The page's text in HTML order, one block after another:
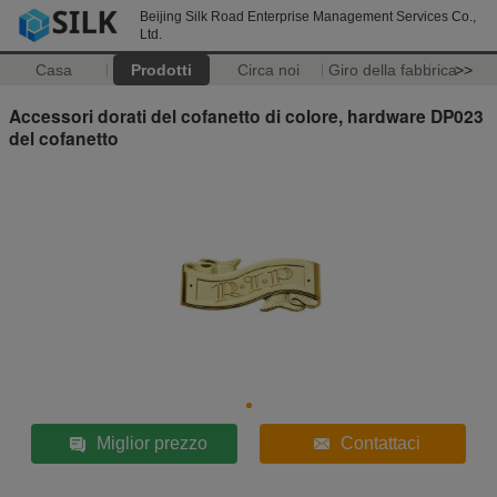
Beijing Silk Road Enterprise Management Services Co.,
Ltd.
Casa Prodotti Circa noi Giro della fabbrica>>
Accessori dorati del cofanetto di colore, hardware DP023
del cofanetto
Miglior prezzo Contattaci